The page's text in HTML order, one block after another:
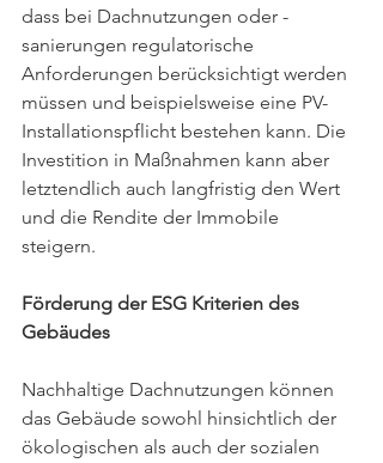
dass bei Dachnutzungen oder -
sanierungen regulatorische
Anforderungen berücksichtigt werden
müssen und beispielsweise eine PV-
Installationspflicht bestehen kann. Die
Investition in Maßnahmen kann aber
letztendlich auch langfristig den Wert
und die Rendite der Immobile
steigern.
Förderung der ESG Kriterien des
Gebäudes
Nachhaltige Dachnutzungen können
das Gebäude sowohl hinsichtlich der
ökologischen als auch der sozialen